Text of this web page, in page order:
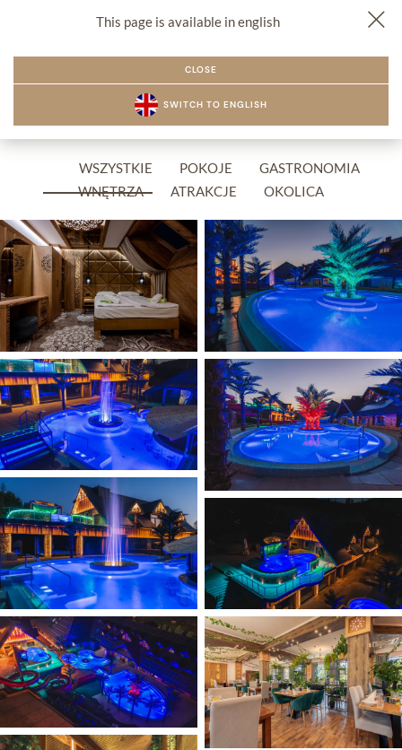
Galeria zdjęć ZAGROŃ
WSZYSTKIE POKOJE
GASTRONOMIA
WNĘTRZA
ATRAKCJE OKOLICA
This page is available in english
CLOSE
SWITCH TO ENGLISH